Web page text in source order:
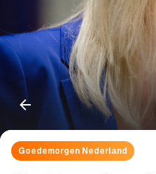
Goedemorgen Nederland